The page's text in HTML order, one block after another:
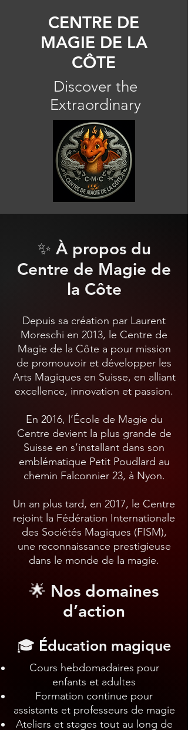
CENTRE DE
MAGIE DE LA
CÔTE
Discover the
Extraordinary
✨ À propos du
Centre de Magie de
la Côte
Depuis sa création par Laurent
Moreschi en 2013, le Centre de
Magie de la Côte a pour mission
de promouvoir et développer les
Arts Magiques en Suisse, en alliant
excellence, innovation et passion.
En 2016, l’École de Magie du
Centre devient la plus grande de
Suisse en s’installant dans son
emblématique Petit Poudlard au
chemin Falconnier 23, à Nyon.
Un an plus tard, en 2017, le Centre
rejoint la Fédération Internationale
des Sociétés Magiques (FISM),
une reconnaissance prestigieuse
dans le monde de la magie.
🌟 Nos domaines
d’action
🎓 Éducation magique
Cours hebdomadaires pour
enfants et adultes
Formation continue pour
assistants et professeurs de magie
Ateliers et stages tout au long de